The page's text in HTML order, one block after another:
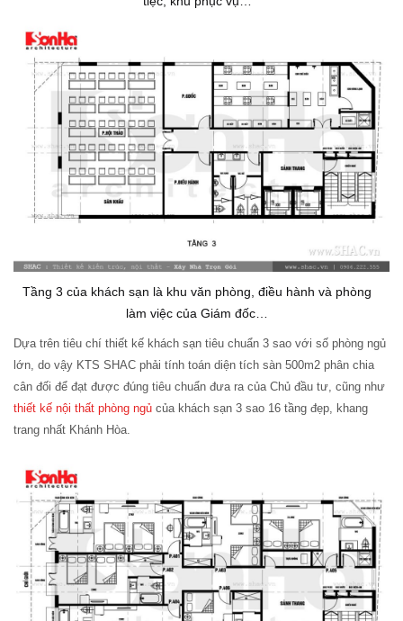
Tầng 3 của khách sạn là khu văn phòng, điều hành và phòng
làm việc của Giám đốc…
Dựa trên tiêu chí thiết kế khách sạn tiêu chuẩn 3 sao với số phòng ngủ
lớn, do vậy KTS SHAC phải tính toán diện tích sàn 500m2 phân chia
cân đối để đạt được đúng tiêu chuẩn đưa ra của Chủ đầu tư, cũng như
thiết kế nội thất phòng ngủ của khách sạn 3 sao 16 tầng đẹp, khang
trang nhất Khánh Hòa.